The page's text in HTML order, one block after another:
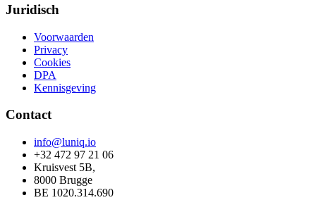
Juridisch
Voorwaarden
Privacy
Cookies
DPA
Kennisgeving
Contact
info@luniq.io
+32 472 97 21 06
Kruisvest 5B,
8000 Brugge
BE 1020.314.690